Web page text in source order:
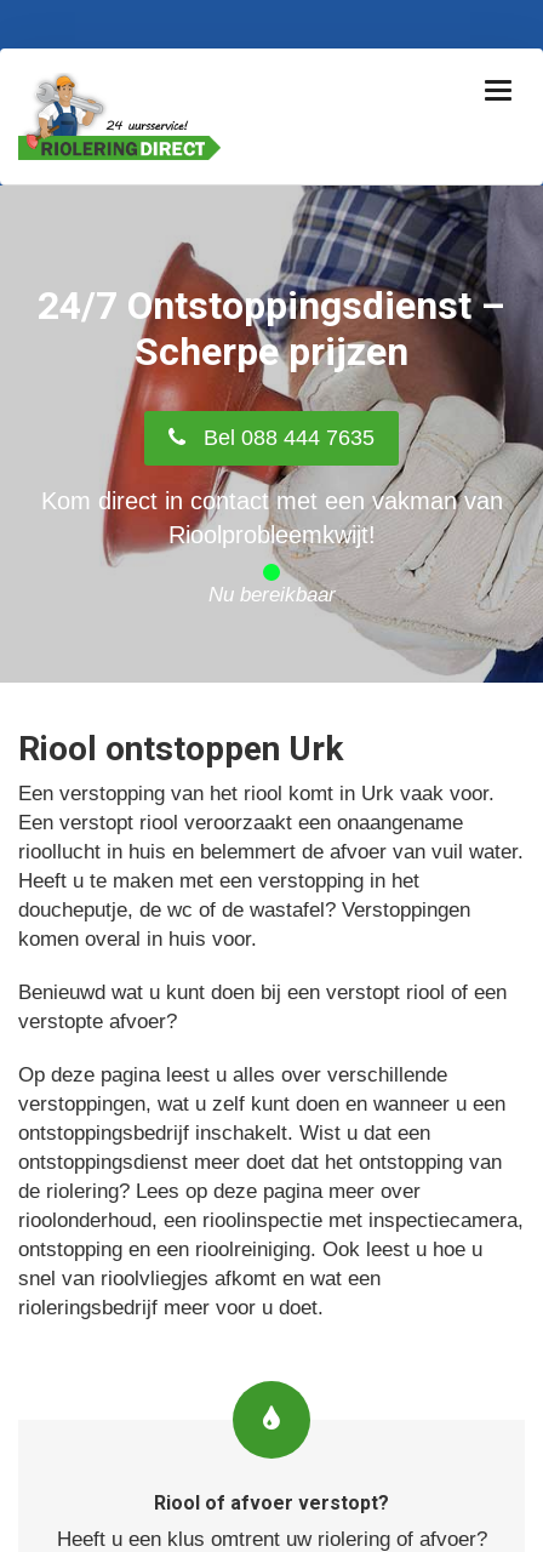
24/7 Ontstoppingsdienst –
Scherpe prijzen
Bel 088 444 7635
Kom direct in contact met een vakman van
Rioolprobleemkwijt!
Nu bereikbaar
Riool ontstoppen Urk
Een verstopping van het riool komt in Urk vaak voor.
Een verstopt riool veroorzaakt een onaangename
rioollucht in huis en belemmert de afvoer van vuil water.
Heeft u te maken met een verstopping in het
doucheputje, de wc of de wastafel? Verstoppingen
komen overal in huis voor.
Benieuwd wat u kunt doen bij een verstopt riool of een
verstopte afvoer?
Op deze pagina leest u alles over verschillende
verstoppingen, wat u zelf kunt doen en wanneer u een
ontstoppingsbedrijf inschakelt. Wist u dat een
ontstoppingsdienst meer doet dat het ontstopping van
de riolering? Lees op deze pagina meer over
rioolonderhoud, een rioolinspectie met inspectiecamera,
ontstopping en een rioolreiniging. Ook leest u hoe u
snel van rioolvliegjes afkomt en wat een
rioleringsbedrijf meer voor u doet.
Riool of afvoer verstopt?
Heeft u een klus omtrent uw riolering of afvoer?